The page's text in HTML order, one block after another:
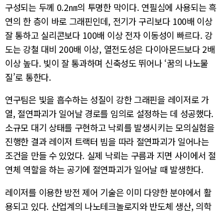
구성되는 두께 0.2㎚의 투명한 막이다. 연필심에 사용되는 흑
연의 한 층이 바로 그래핀인데, 전기가 구리보다 100배 이상
잘 통하고 실리콘보다 100배 이상 전자 이동성이 빠르다. 강
도는 강철 대비 200배 이상, 열전도성은 다이아몬드보다 2배
이상 높다. 빛이 잘 통과하며 신축성도 뛰어나 ‘꿈의 나노물
질’로 통한다.
연구팀은 빛을 흡수하는 성질이 강한 그래핀을 레이저로 가
열, 절연파괴가 일어날 경로를 임의로 설정하는 데 성공했다.
소규모 대기 상태를 구현하고 낙뢰를 발생시키는 모의실험을
진행한 결과 레이저 트랙터 빔을 따라 절연파괴가 일어나는
조건을 만들 수 있었다. 실제 낙뢰는 구름과 지면 사이에서 절
연체 역할을 하는 공기에 절연파괴가 일어날 때 발생한다.
레이저를 이용한 방전 제어 기술은 이미 다양한 분야에서 활
용되고 있다. 산업계의 나노테크놀로지와 반도체 생산, 의학